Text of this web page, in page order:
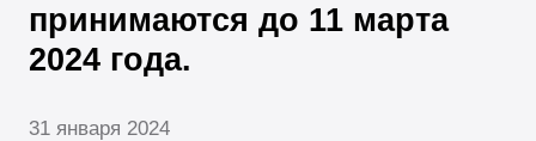
принимаются до 11 марта
2024 года.
31 января 2024